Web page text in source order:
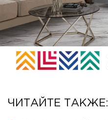
ЧИТАЙТЕ ТАКЖЕ: